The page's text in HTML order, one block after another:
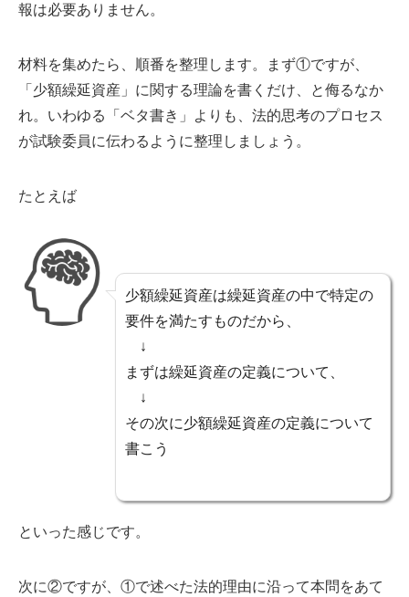
報は必要ありません。
材料を集めたら、順番を整理します。まず①ですが、
「少額繰延資産」に関する理論を書くだけ、と侮るなか
れ。いわゆる「ベタ書き」よりも、法的思考のプロセス
が試験委員に伝わるように整理しましょう。
たとえば
少額繰延資産は繰延資産の中で特定の
要件を満たすものだから、
↓
まずは繰延資産の定義について、
↓
その次に少額繰延資産の定義について
書こう
といった感じです。
次に②ですが、①で述べた法的理由に沿って本問をあて